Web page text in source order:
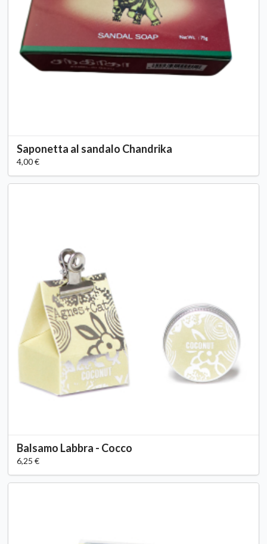
Saponetta al sandalo Chandrika
4,00 €
Balsamo Labbra - Cocco
6,25 €